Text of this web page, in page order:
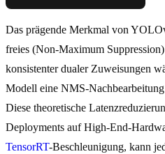
Das prägende Merkmal von
freies (Non-Maximum
konsistenter dualer Zuweisungen
Modell eine NMS-
Diese theoretische
Deployments auf High-End-
TensorRT-Beschleunigung, kann